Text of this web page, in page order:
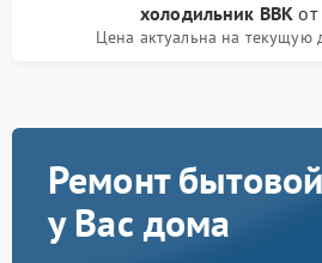
холодильник BBK от
Цена актуальна на текущую
Ремонт
у Вас дома